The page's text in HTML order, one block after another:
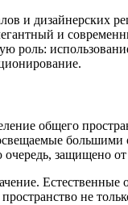
и
и
роль:
общего
защищено
не